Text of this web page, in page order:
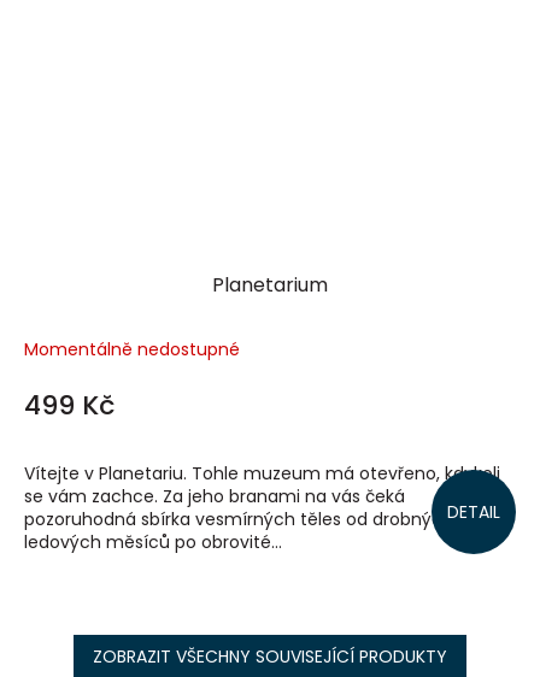
Planetarium
Momentálně nedostupné
499 Kč
DETAIL
Vítejte v Planetariu. Tohle muzeum má otevřeno, kdykoli
se vám zachce. Za jeho branami na vás čeká
pozoruhodná sbírka vesmírných těles od drobných
ledových měsíců po obrovité...
ZOBRAZIT VŠECHNY SOUVISEJÍCÍ PRODUKTY